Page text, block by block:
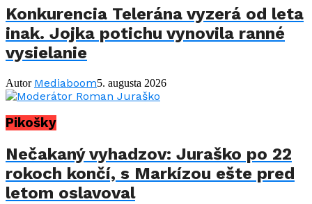
Konkurencia Telerána vyzerá od leta
inak. Jojka potichu vynovila ranné
vysielanie
Autor Mediaboom5. augusta 2026
Pikošky
Nečakaný vyhadzov: Juraško po 22
rokoch končí, s Markízou ešte pred
letom oslavoval